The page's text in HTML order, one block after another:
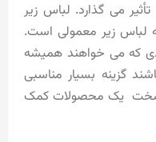
می گذارد. لباس زیر
لباس زیر معمولی است.
که می خواهند همیشه
گزینه بسیار مناسبی
سخت یک محصولات کمک